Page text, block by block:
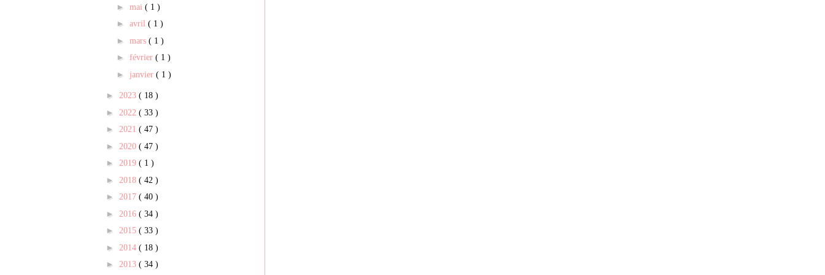
► mai ( 1 )
► avril ( 1 )
► mars ( 1 )
► février ( 1 )
► janvier ( 1 )
► 2023 ( 18 )
► 2022 ( 33 )
► 2021 ( 47 )
► 2020 ( 47 )
► 2019 ( 1 )
► 2018 ( 42 )
► 2017 ( 40 )
► 2016 ( 34 )
► 2015 ( 33 )
► 2014 ( 18 )
► 2013 ( 34 )